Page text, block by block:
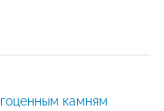
камням